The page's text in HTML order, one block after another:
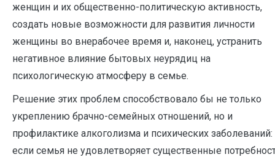
женщин и их общественно-политическую активность,
создать новые возможности для развития личности
женщины во внерабочее время и, наконец, устранить
негативное влияние бытовых неурядиц на
психологическую атмосферу в семье.
Решение этих проблем способствовало бы не только
укреплению брачно-семейных отношений, но и
профилактике алкоголизма и психических заболеваний:
если семья не удовлетворяет существенные